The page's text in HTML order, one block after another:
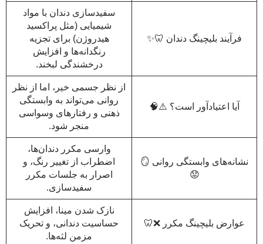
فرآیند بلیچینگ دندان 🦷✨
سفیدسازی دندان با مواد
شیمیایی (مثل پراکسید
هیدروژن) برای تجزیه
رنگدانه‌ها و افزایش
درخشندگی لبخند.
آیا اعتیادآور است؟ ⚠️🧠
از نظر جسمی خیر، اما از نظر
روانی می‌تواند به وابستگی
ذهنی و رفتارهای وسواسی
منجر شود.
نشانه‌های وابستگی روانی 🪞
😟
وارسی مکرر دندان‌ها،
اضطراب از تغییر رنگ، و
اصرار به جلسات مکرر
سفیدسازی.
عوارض بلیچینگ مکرر ❌🦷
نازک شدن مینا، افزایش
حساسیت دندانی، و تحریک
مزمن لثه‌ها.